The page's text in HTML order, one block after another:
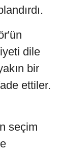
dile
bir
ettiler.
seçim